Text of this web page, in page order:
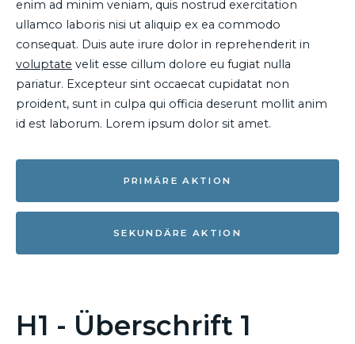
enim ad minim veniam, quis nostrud exercitation
ullamco laboris nisi ut aliquip ex ea commodo
consequat. Duis aute irure dolor in reprehenderit in
voluptate velit esse cillum dolore eu fugiat nulla
pariatur. Excepteur sint occaecat cupidatat non
proident, sunt in culpa qui officia deserunt mollit anim
id est laborum. Lorem ipsum dolor sit amet.
PRIMÄRE AKTION
SEKUNDÄRE AKTION
H1 - Überschrift 1